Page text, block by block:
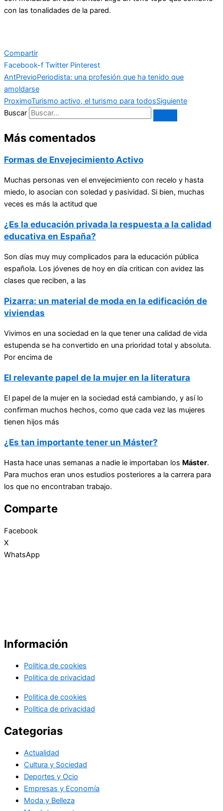
con las tonalidades de la pared.
Compartir
Facebook-f Twitter Pinterest
AntPrevioPeriodista: una profesión que ha tenido que
amoldarse
ProximoTurismo activo, el turismo para todosSiguiente
Buscar
Más comentados
Formas de Envejecimiento Activo
Muchas personas ven el envejecimiento con recelo y hasta
miedo, lo asocian con soledad y pasividad. Si bien, muchas
veces es más la actitud que
¿Es la educación privada la respuesta a la calidad
educativa en España?
Son días muy muy complicados para la educación pública
española. Los jóvenes de hoy en día critican con avidez las
clases que reciben, a las
Pizarra: un material de moda en la edificación de
viviendas
Vivimos en una sociedad en la que tener una calidad de vida
estupenda se ha convertido en una prioridad total y absoluta.
Por encima de
El relevante papel de la mujer en la literatura
El papel de la mujer en la sociedad está cambiando, y así lo
confirman muchos hechos, como que cada vez las mujeres
tienen hijos más
¿Es tan importante tener un Máster?
Hasta hace unas semanas a nadie le importaban los Máster.
Para muchos eran unos estudios posteriores a la carrera para
los que no encontraban trabajo.
Comparte
Facebook
X
WhatsApp
Información
Politica de cookies
Politica de privacidad
Politica de cookies
Politica de privacidad
Categorias
Actualidad
Cultura y Sociedad
Deportes y Ocio
Empresas y Economía
Moda y Belleza